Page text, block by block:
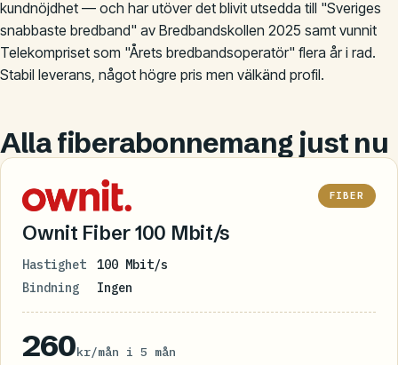
kundnöjdhet — och har utöver det blivit utsedda till "Sveriges
snabbaste bredband" av Bredbandskollen 2025 samt vunnit
Telekompriset som "Årets bredbandsoperatör" flera år i rad.
Stabil leverans, något högre pris men välkänd profil.
Alla fiberabonnemang just nu
FIBER
Ownit Fiber 100 Mbit/s
Hastighet
100 Mbit/s
Bindning
Ingen
260kr/mån i 5 mån